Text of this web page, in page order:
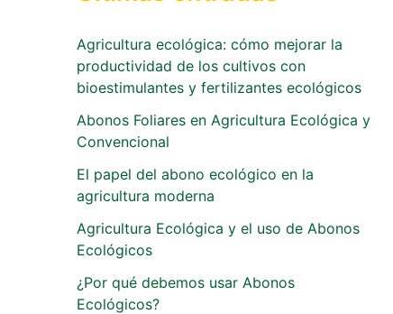
Agricultura ecológica: cómo mejorar la
productividad de los cultivos con
bioestimulantes y fertilizantes ecológicos
Abonos Foliares en Agricultura Ecológica y
Convencional
El papel del abono ecológico en la
agricultura moderna
Agricultura Ecológica y el uso de Abonos
Ecológicos
¿Por qué debemos usar Abonos
Ecológicos?